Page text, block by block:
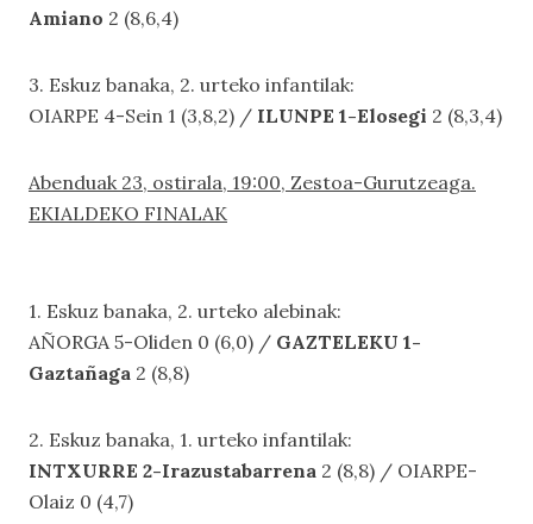
Amiano 2 (8,6,4)
3. Eskuz banaka, 2. urteko infantilak:
OIARPE 4-Sein 1 (3,8,2) / ILUNPE 1-Elosegi 2 (8,3,4)
Abenduak 23, ostirala, 19:00, Zestoa-Gurutzeaga.
EKIALDEKO FINALAK
1. Eskuz banaka, 2. urteko alebinak:
AÑORGA 5-Oliden 0 (6,0) / GAZTELEKU 1-
Gaztañaga 2 (8,8)
2. Eskuz banaka, 1. urteko infantilak:
INTXURRE 2-Irazustabarrena 2 (8,8) / OIARPE-
Olaiz 0 (4,7)